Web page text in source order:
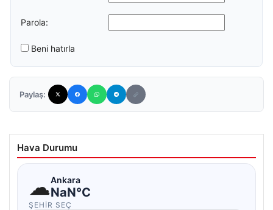
Parola:
Beni hatırla
Paylaş:
Hava Durumu
☁Ankara
NaN°C
ŞEHIR SEÇ